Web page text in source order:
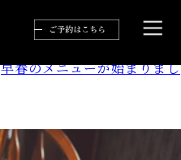
早春のメニューが始まりまし